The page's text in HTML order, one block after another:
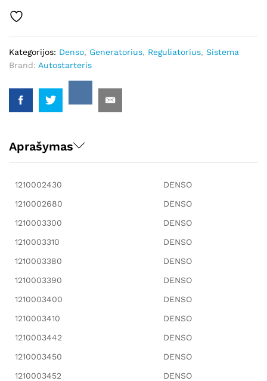
Kategorijos: Denso, Generatorius, Reguliatorius, Sistema
Brand: Autostarteris
Aprašymas
1210002430
DENSO
1210002680
DENSO
1210003300
DENSO
1210003310
DENSO
1210003380
DENSO
1210003390
DENSO
1210003400
DENSO
1210003410
DENSO
1210003442
DENSO
1210003450
DENSO
1210003452
DENSO